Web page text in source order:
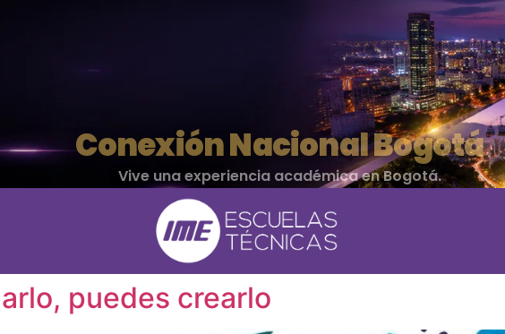
Conexión Nacional Bogotá
Vive una experiencia académica en Bogotá.
Conecta con el sector audiovisual.
26 al 28 de agosto
puedes crearlo